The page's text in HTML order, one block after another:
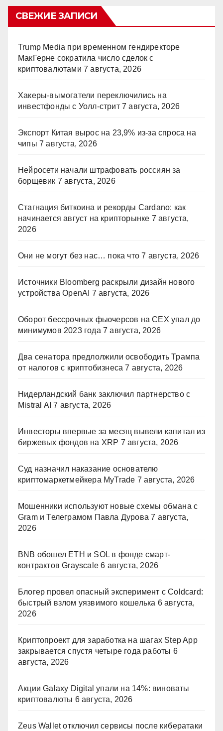
СВЕЖИЕ ЗАПИСИ
Trump Media при временном гендиректоре
МакГерне сократила число сделок с
криптовалютами 7 августа, 2026
Хакеры-вымогатели переключились на
инвестфонды с Уолл-стрит 7 августа, 2026
Экспорт Китая вырос на 23,9% из-за спроса на
чипы 7 августа, 2026
Нейросети начали штрафовать россиян за
борщевик 7 августа, 2026
Стагнация биткоина и рекорды Cardano: как
начинается август на крипторынке 7 августа,
2026
Они не могут без нас… пока что 7 августа, 2026
Источники Bloomberg раскрыли дизайн нового
устройства OpenAI 7 августа, 2026
Оборот бессрочных фьючерсов на CEX упал до
минимумов 2023 года 7 августа, 2026
Два сенатора предлолжили освободить Трампа
от налогов с криптобизнеса 7 августа, 2026
Нидерландский банк заключил партнерство с
Mistral AI 7 августа, 2026
Инвесторы впервые за месяц вывели капитал из
биржевых фондов на XRP 7 августа, 2026
Суд назначил наказание основателю
криптомаркетмейкера MyTrade 7 августа, 2026
Мошенники используют новые схемы обмана с
Gram и Телеграмом Павла Дурова 7 августа,
2026
BNB обошел ETH и SOL в фонде смарт-
контрактов Grayscale 6 августа, 2026
Блогер провел опасный эксперимент с Coldcard:
быстрый взлом уязвимого кошелька 6 августа,
2026
Криптопроект для заработка на шагах Step App
закрывается спустя четыре года работы 6
августа, 2026
Акции Galaxy Digital упали на 14%: виноваты
криптовалюты 6 августа, 2026
Zeus Wallet отключил сервисы после кибератаки